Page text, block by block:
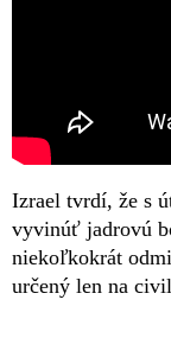
Izrael tvrdí, že s
vyvinúť jadrovú
niekoľkokrát
určený len na